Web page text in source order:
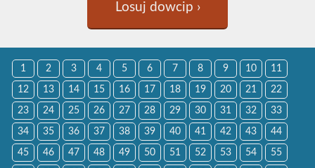
Losuj dowcip ›
1 2 3 4 5 6 7 8 9 10 11
12 13 14 15 16 17 18 19 20 21 22
23 24 25 26 27 28 29 30 31 32 33
34 35 36 37 38 39 40 41 42 43 44
45 46 47 48 49 50 51 52 53 54 55